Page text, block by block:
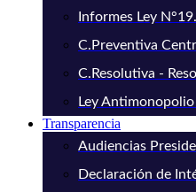
Informes Ley
C.Preventiva
C.Resolutiva -
Ley
Transparencia
Audiencias
Declaración de